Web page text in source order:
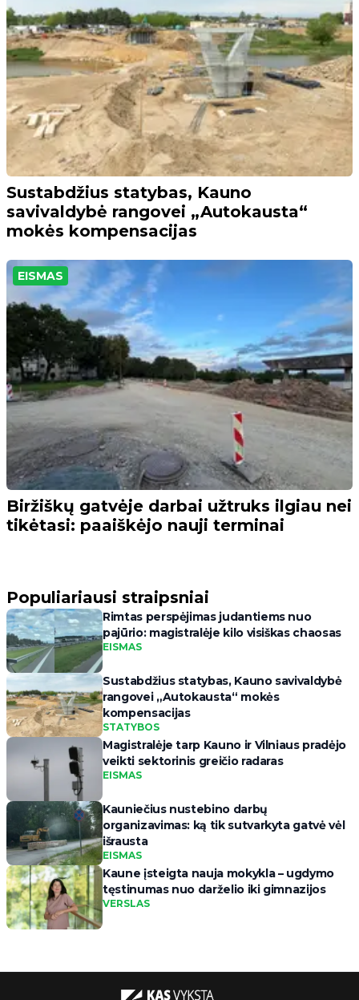
Sustabdžius statybas, Kauno
savivaldybė rangovei „Autokausta“
mokės kompensacijas
EISMAS
Biržiškų gatvėje darbai užtruks ilgiau nei
tikėtasi: paaiškėjo nauji terminai
Populiariausi straipsniai
Rimtas perspėjimas judantiems nuo
pajūrio: magistralėje kilo visiškas chaosas
EISMAS
Sustabdžius statybas, Kauno savivaldybė
rangovei „Autokausta“ mokės
kompensacijas
STATYBOS
Magistralėje tarp Kauno ir Vilniaus pradėjo
veikti sektorinis greičio radaras
EISMAS
Kauniečius nustebino darbų
organizavimas: ką tik sutvarkyta gatvė vėl
išrausta
EISMAS
Kaune įsteigta nauja mokykla – ugdymo
tęstinumas nuo darželio iki gimnazijos
VERSLAS